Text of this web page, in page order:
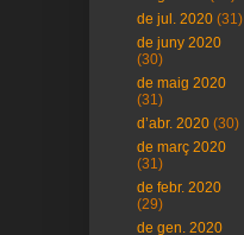
de jul. 2020 (31)
de juny 2020
(30)
de maig 2020
(31)
d’abr. 2020 (30)
de març 2020
(31)
de febr. 2020
(29)
de gen. 2020